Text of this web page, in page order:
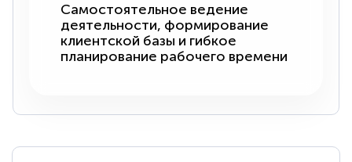
Самостоятельное ведение
деятельности, формирование
клиентской базы и гибкое
планирование рабочего времени